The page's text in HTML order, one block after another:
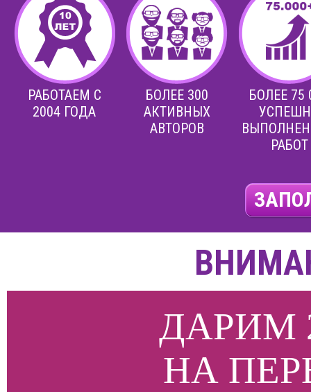
РАБОТАЕМ С
2004 ГОДА
БОЛЕЕ 300
АКТИВНЫХ
АВТОРОВ
БОЛЕЕ 75
РАБОТ
ДАРИМ
НА